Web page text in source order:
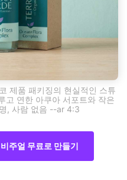
제품 패키징의 현실적인 스튜
고 연한 아쿠아 서포트와 작은
, 사람 없음 --ar 4:3
주얼 무료로 만들기